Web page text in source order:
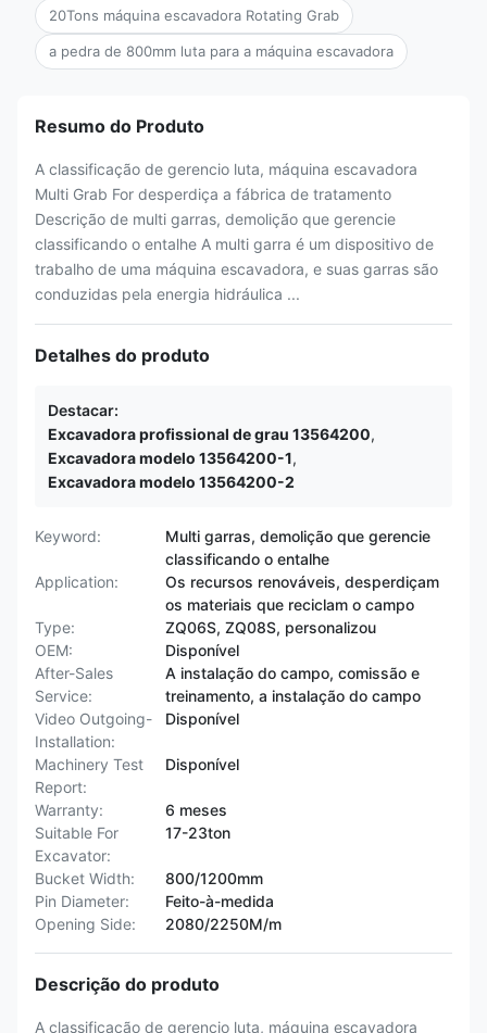
20Tons máquina escavadora Rotating Grab
a pedra de 800mm luta para a máquina escavadora
Resumo do Produto
A classificação de gerencio luta, máquina escavadora
Multi Grab For desperdiça a fábrica de tratamento
Descrição de multi garras, demolição que gerencie
classificando o entalhe A multi garra é um dispositivo de
trabalho de uma máquina escavadora, e suas garras são
conduzidas pela energia hidráulica ...
Detalhes do produto
Destacar:
Excavadora profissional de grau 13564200,
Excavadora modelo 13564200-1,
Excavadora modelo 13564200-2
Keyword:
Multi garras, demolição que gerencie
classificando o entalhe
Application:
Os recursos renováveis, desperdiçam
os materiais que reciclam o campo
Type:
ZQ06S, ZQ08S, personalizou
OEM:
Disponível
After-Sales
Service:
A instalação do campo, comissão e
treinamento, a instalação do campo
Video Outgoing-
Installation:
Disponível
Machinery Test
Report:
Disponível
Warranty:
6 meses
Suitable For
Excavator:
17-23ton
Bucket Width:
800/1200mm
Pin Diameter:
Feito-à-medida
Opening Side:
2080/2250M/m
Descrição do produto
A classificação de gerencio luta, máquina escavadora